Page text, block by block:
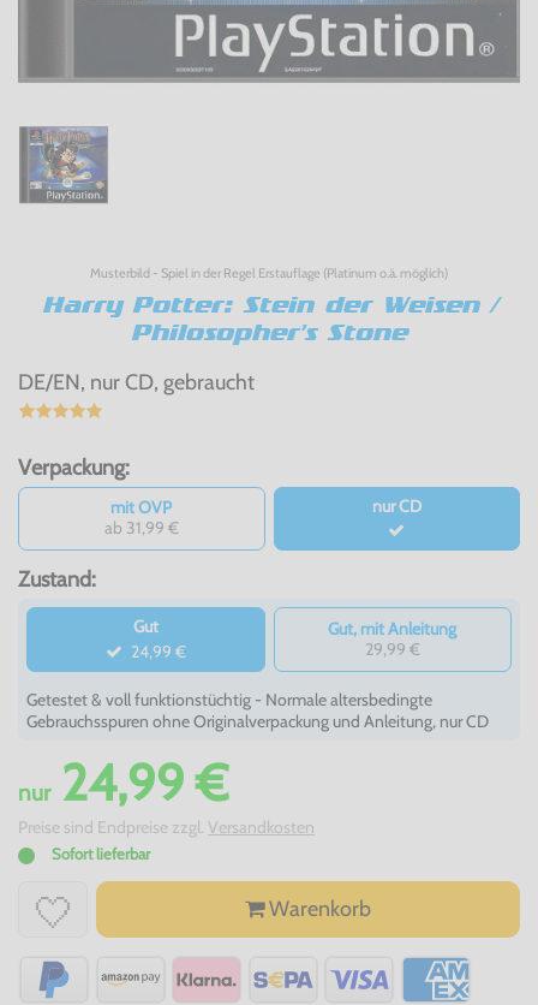
Musterbild - Spiel in der Regel Erstauflage (Platinum o.ä. möglich)
Harry Potter: Stein der Weisen /
Philosopher's Stone
DE/EN, nur CD, gebraucht
Verpackung:
mit OVP
ab 31,99 €
nur CD
Zustand:
Gut
24,99 €
Gut, mit Anleitung
29,99 €
Getestet & voll funktionstüchtig - Normale altersbedingte
Gebrauchsspuren ohne Originalverpackung und Anleitung, nur CD
nur24,99 €
Preise sind Endpreise zzgl. Versandkosten
Sofort lieferbar
Warenkorb